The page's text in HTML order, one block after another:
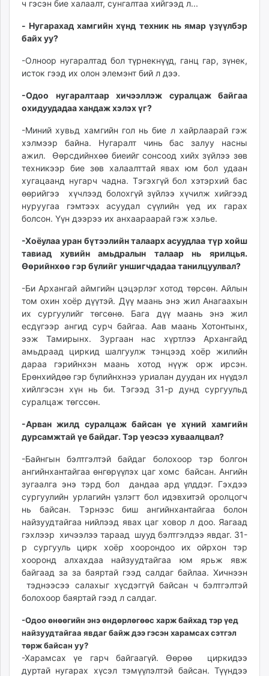
ч гэсэн бие халаалт, сунгалтаа хийгээд л...
- Нугарахад хамгийн хүнд техник нь ямар үзүүлбэр
байх уу?
-Олноор нугаралтад бол түрнекнүүд, ганц гар, зүнек,
исток гээд их олон элемэнт бий л дээ.
-Одоо нугаралтаар хичээллэж суралцаж байгаа
охидуудадаа хандаж хэлэх үг?
-Миний хувьд хамгийн гол нь бие л хайрлаарай гэж
хэлмээр байна. Нугаралт чинь бас залуу насны
ажил. Өөрсдийнхөө биеийг сонсоод хийх зүйлээ зөв
техникээр бие зөв халаалттай явах юм бол удаан
хугацаанд нугарч чадна. Тэгэхгүй бол хэтэрхий бас
өөрийгээ хүчлээд болохгүй зүйлээ хүчилж хийгээд
нуруугаа гэмтээх асуудал сүүлийн үед их гарах
болсон. Үүн дээрээ их анхаараарай гэж хэлье.
-Хоёулаа уран бүтээлийн талаарх асуудлаа түр хойш
тавиад хувийн амьдралын талаар нь ярилцья.
Өөрийнхөө гэр бүлийг уншигчдадаа танилцуулвал?
-Би Архангай аймгийн цэцэрлэг хотод төрсөн. Айлын
том охин хоёр дүүтэй. Дүү маань энэ жил Анагаахын
их сургуулийг төгсөнө. Бага дүү маань энэ жил
есдүгээр ангид сурч байгаа. Аав маань Хотонтынх,
ээж Тамирынх. Зургаан нас хүртлээ Архангайд
амьдраад циркид шалгуулж тэнцээд хоёр жилийн
дараа гэрийнхэн маань хотод нүүж орж ирсэн.
Ерөнхийдөө гэр бүлийнхнээ уриалан дуудан их нүүдэл
хийлгэсэн хүн нь би. Тэгээд 31-р дунд сургуульд
суралцаж төгссөн.
-Арван жилд суралцаж байсан үе хүний хамгийн
дурсамжтай үе байдаг. Тэр үеэсээ хуваалцвал?
-Байнгын бэлтгэлтэй байдаг болохоор тэр болгон
ангийнхантайгаа өнгөрүүлэх цаг хомс байсан. Ангийн
зугаалга энэ тэрд бол дандаа ард үлддэг. Гэхдээ
сургуулийн урлагийн үзлэгт бол идэвхитэй оролцогч
нь байсан. Тэрнээс биш ангийнхантайгаа болон
найзуудтайгаа нийлээд явах цаг ховор л доо. Яагаад
гэхлээр хичээлээ тараад шууд бэлтгэлдээ явдаг. 31-
р сургууль цирк хоёр хоорондоо их ойрхон тэр
хооронд алхахдаа найзуудтайгаа юм ярьж явж
байгаад за за баяртай гээд салдаг байлаа. Хичнээн
тэднээсээ салахыг хүсдэггүй байсан ч бэлтгэлтэй
болохоор баяртай гээд л салдаг.
-Одоо өнөөгийн энэ өндөрлөгөөс харж байхад тэр үед
найзуудтайгаа явдаг байж дээ гэсэн харамсах сэтгэл
төрж байсан уу?
-Харамсах үе гарч байгаагүй. Өөрөө циркидээ
дуртай нугарах хүсэл тэмүүлэлтэй байсан. Түүндээ